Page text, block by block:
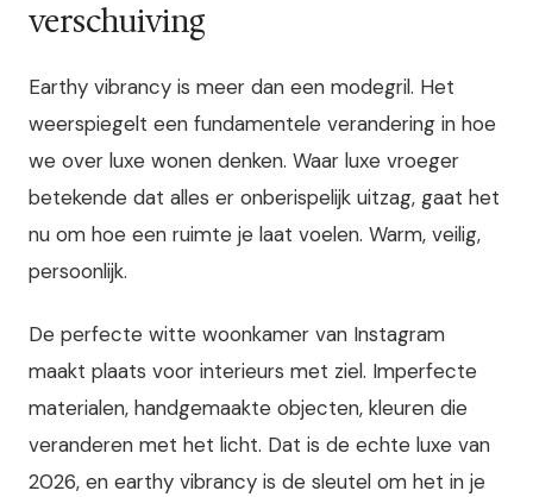
verschuiving
Earthy vibrancy is meer dan een modegril. Het
weerspiegelt een fundamentele verandering in hoe
we over luxe wonen denken. Waar luxe vroeger
betekende dat alles er onberispelijk uitzag, gaat het
nu om hoe een ruimte je laat voelen. Warm, veilig,
persoonlijk.
De perfecte witte woonkamer van Instagram
maakt plaats voor interieurs met ziel. Imperfecte
materialen, handgemaakte objecten, kleuren die
veranderen met het licht. Dat is de echte luxe van
2026, en earthy vibrancy is de sleutel om het in je